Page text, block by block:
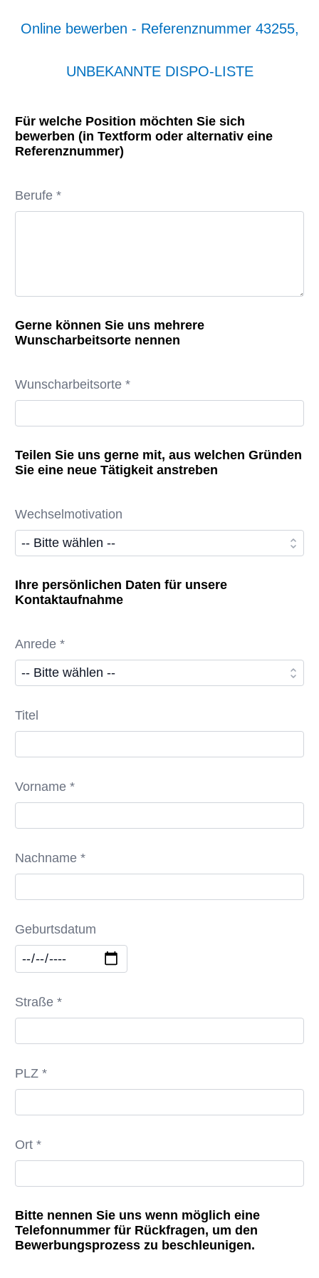
Online bewerben - Referenznummer 43255,
UNBEKANNTE DISPO-LISTE
Für welche Position möchten Sie sich
bewerben (in Textform oder alternativ eine
Referenznummer)
Berufe *
Gerne können Sie uns mehrere
Wunscharbeitsorte nennen
Wunscharbeitsorte *
Teilen Sie uns gerne mit, aus welchen Gründen
Sie eine neue Tätigkeit anstreben
Wechselmotivation
Ihre persönlichen Daten für unsere
Kontaktaufnahme
Anrede *
Titel
Vorname *
Nachname *
Geburtsdatum
Straße *
PLZ *
Ort *
Bitte nennen Sie uns wenn möglich eine
Telefonnummer für Rückfragen, um den
Bewerbungsprozess zu beschleunigen.